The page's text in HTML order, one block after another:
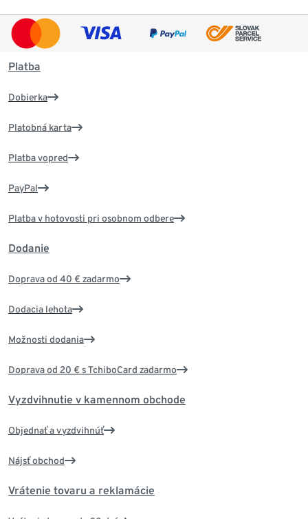
Platba
Dobierka
Platobná karta
Platba vopred
PayPal
Platba v hotovosti pri osobnom odbere
Dodanie
Doprava od 40 € zadarmo
Dodacia lehota
Možnosti dodania
Doprava od 20 € s TchiboCard zadarmo
Vyzdvihnutie v kamennom obchode
Objednať a vyzdvihnúť
Nájsť obchod
Vrátenie tovaru a reklamácie